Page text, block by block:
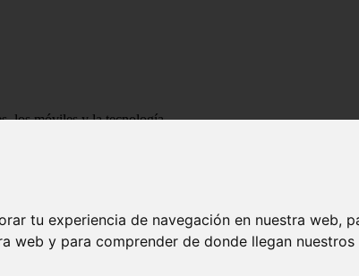
tu experiencia de navegación en nuestra web,
web y para comprender de donde llegan
los móviles y la tecnología